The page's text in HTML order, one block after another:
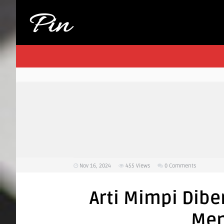
Nov 16, 2024 455 Views 0 Comments
Arti Mimpi